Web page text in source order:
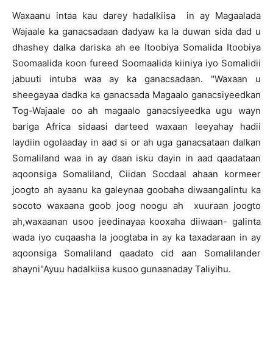
Waxaanu intaa kau darey hadalkiisa in ay Magaalada
Wajaale ka ganacsadaan dadyaw ka la duwan sida dad u
dhashey dalka dariska ah ee Itoobiya Somalida Itoobiya
Soomaalida koon fureed Soomaalida kiiniya iyo Somalidii
jabuuti intuba waa ay ka ganacsadaan. "Waxaan u
sheegayaa dadka ka ganacsada Magaalo ganacsiyeedkan
Tog-Wajaale oo ah magaalo ganacsiyeedka ugu wayn
bariga Africa sidaasi darteed waxaan leeyahay hadii
laydiin ogolaaday in aad si or ah uga ganacsataan dalkan
Somaliland waa in ay daan isku dayin in aad qaadataan
aqoonsiga Somaliland, Ciidan Socdaal ahaan kormeer
joogto ah ayaanu ka galeynaa goobaha diwaangalintu ka
socoto waxaana goob joog noogu ah xuuraan joogto
ah,waxaanan usoo jeedinayaa kooxaha diiwaan- galinta
wada iyo cuqaasha la joogtaba in ay ka taxadaraan in ay
aqoonsiga Somaliland qaadato cid aan Somalilander
ahayni"Ayuu hadalkiisa kusoo gunaanaday Taliyihu.